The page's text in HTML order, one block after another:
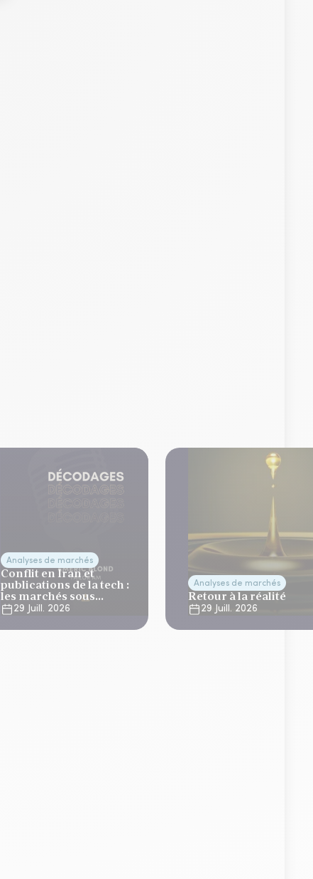
Analyses de marchés
Conflit en Iran et
publications de la tech :
les marchés sous
tension
29 Juill. 2026
Analyses de marchés
Retour à la réalité
29 Juill. 2026